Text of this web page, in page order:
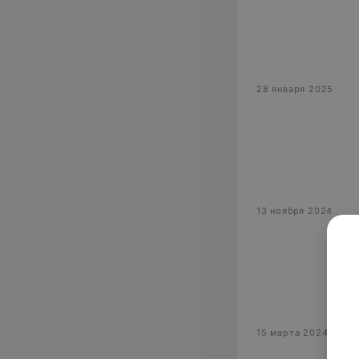
28 января 2025
13 ноября 2024
15 марта 2024